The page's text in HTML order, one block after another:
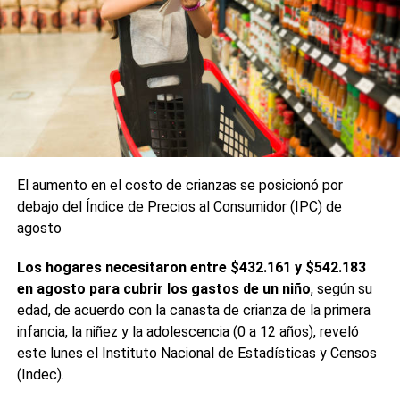
El aumento en el costo de crianzas se posicionó por
debajo del Índice de Precios al Consumidor (IPC) de
agosto
Los hogares necesitaron entre $432.161 y $542.183
en agosto para cubrir los gastos de un niño, según su
edad, de acuerdo con la canasta de crianza de la primera
infancia, la niñez y la adolescencia (0 a 12 años), reveló
este lunes el Instituto Nacional de Estadísticas y Censos
(Indec).